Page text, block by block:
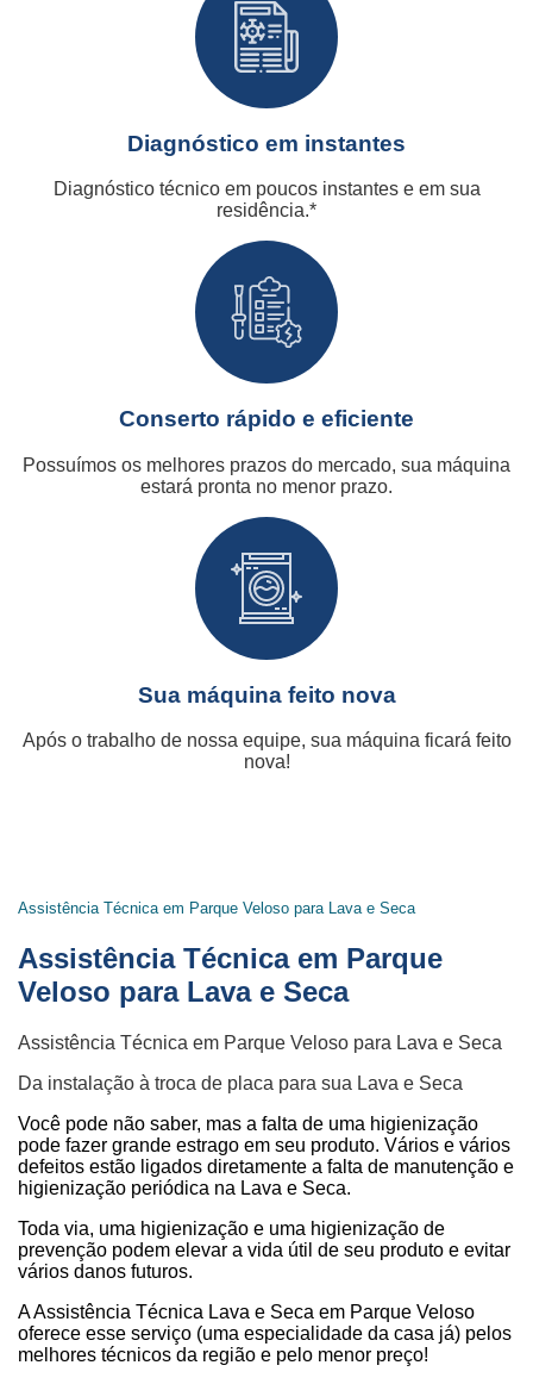
Diagnóstico em instantes
Diagnóstico técnico em poucos instantes e em sua
residência.*
Conserto rápido e eficiente
Possuímos os melhores prazos do mercado, sua máquina
estará pronta no menor prazo.
Sua máquina feito nova
Após o trabalho de nossa equipe, sua máquina ficará feito
nova!
Assistência Técnica em Parque Veloso para Lava e Seca
Assistência Técnica em Parque
Veloso para Lava e Seca
Assistência Técnica em Parque Veloso para Lava e Seca
Da instalação à troca de placa para sua Lava e Seca
Você pode não saber, mas a falta de uma higienização
pode fazer grande estrago em seu produto. Vários e vários
defeitos estão ligados diretamente a falta de manutenção e
higienização periódica na Lava e Seca.
Toda via, uma higienização e uma higienização de
prevenção podem elevar a vida útil de seu produto e evitar
vários danos futuros.
A Assistência Técnica Lava e Seca em Parque Veloso
oferece esse serviço (uma especialidade da casa já) pelos
melhores técnicos da região e pelo menor preço!